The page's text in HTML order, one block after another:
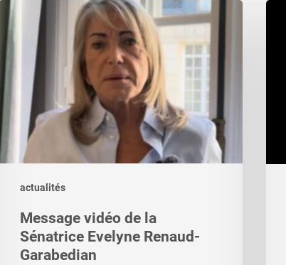
actualités
Message
vidéo
de
Sénatrice
Evelyne
Renaud-
Garabedian
Message vidéo de la
Sénatrice Evelyne Renaud-
Garabedian